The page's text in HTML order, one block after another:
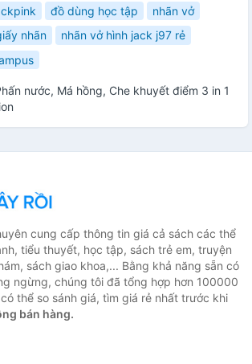
đồ dùng học tập
nhãn vở
nhãn
nhãn vở hình jack j97 rẻ
nước, Má hồng, Che khuyết điểm 3 in 1
cung cấp thông tin giá cả sách các thể
tiểu thuyết, học tập, sách trẻ em, truyện
sách giao khoa,... Bằng khả năng sẵn có
ngừng, chúng tôi đã tổng hợp hơn 100000
thể so sánh giá, tìm giá rẻ nhất trước khi
bán hàng.